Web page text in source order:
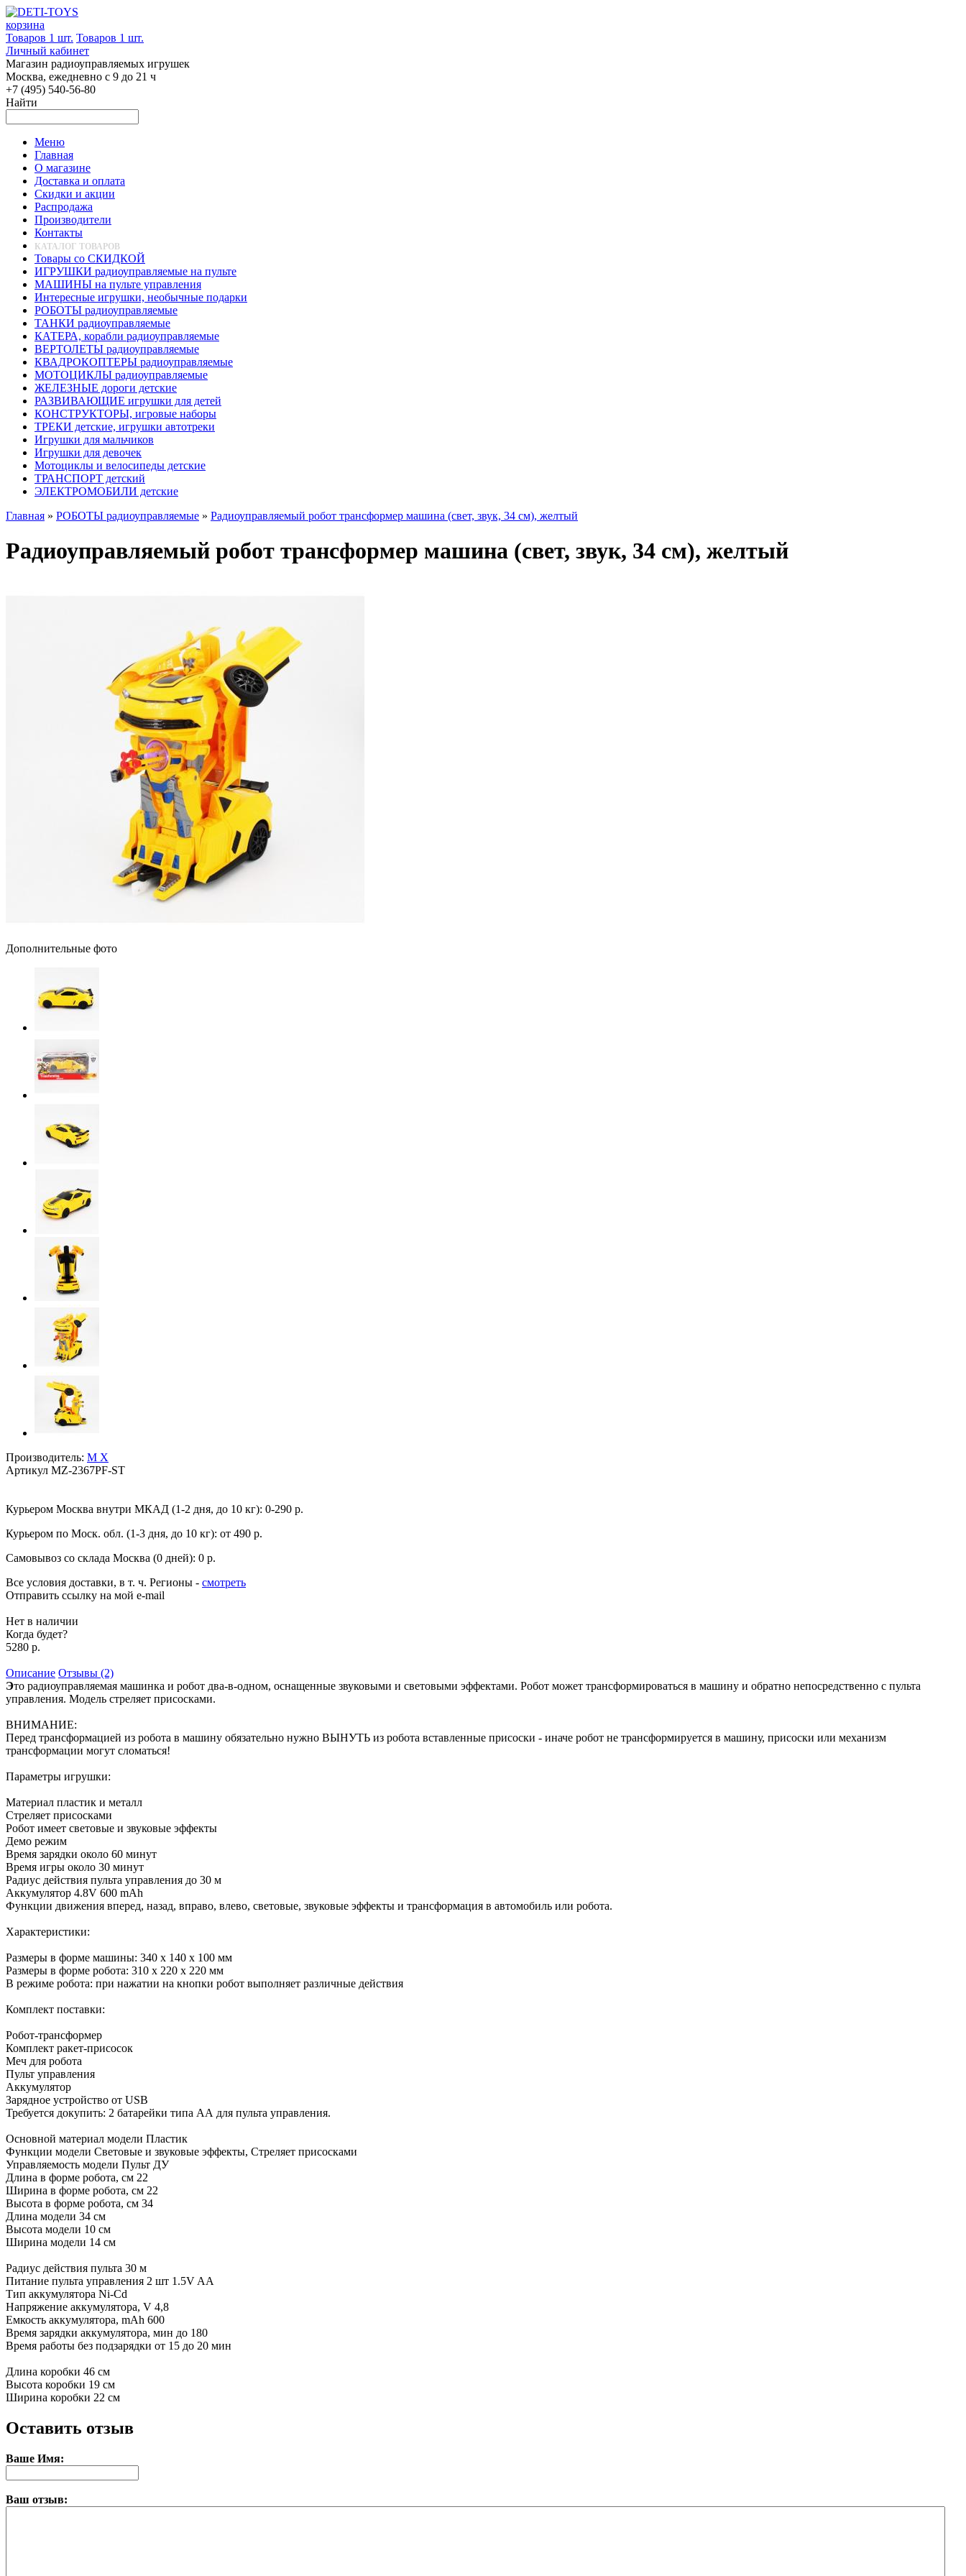
корзина
Товаров 1 шт. Товаров 1 шт.
Личный кабинет
Магазин радиоуправляемых игрушек
Москва, ежедневно с 9 до 21 ч
+7 (495) 540-56-80
Найти
Меню
Главная
О магазине
Доставка и оплата
Скидки и акции
Распродажа
Производители
Контакты
КАТАЛОГ ТОВАРОВ
Товары со СКИДКОЙ
ИГРУШКИ радиоуправляемые на пульте
МАШИНЫ на пульте управления
Интересные игрушки, необычные подарки
РОБОТЫ радиоуправляемые
ТАНКИ радиоуправляемые
КАТЕРА, корабли радиоуправляемые
ВЕРТОЛЕТЫ радиоуправляемые
КВАДРОКОПТЕРЫ радиоуправляемые
МОТОЦИКЛЫ радиоуправляемые
ЖЕЛЕЗНЫЕ дороги детские
РАЗВИВАЮЩИЕ игрушки для детей
КОНСТРУКТОРЫ, игровые наборы
ТРЕКИ детские, игрушки автотреки
Игрушки для мальчиков
Игрушки для девочек
Мотоциклы и велосипеды детские
ТРАНСПОРТ детский
ЭЛЕКТРОМОБИЛИ детские
Главная » РОБОТЫ радиоуправляемые » Радиоуправляемый робот трансформер машина (свет, звук, 34 см), желтый
Радиоуправляемый робот трансформер машина (свет, звук, 34 см), желтый
Дополнительные фото
Производитель: M X
Артикул MZ-2367PF-ST
Курьером Москва внутри МКАД (1-2 дня, до 10 кг): 0-290 р.
Курьером по Моск. обл. (1-3 дня, до 10 кг): от 490 р.
Самовывоз со склада Москва (0 дней): 0 р.
Все условия доставки, в т. ч. Регионы - смотреть
Отправить ссылку на мой e-mail
Нет в наличии
Когда будет?
5280 р.
Описание Отзывы (2)
Это радиоуправляемая машинка и робот два-в-одном, оснащенные звуковыми и световыми эффектами. Робот может трансформироваться в машину и обратно непосредственно с пульта
управления. Модель стреляет присосками.
ВНИМАНИЕ:
Перед трансформацией из робота в машину обязательно нужно ВЫНУТЬ из робота вставленные присоски - иначе робот не трансформируется в машину, присоски или механизм
трансформации могут сломаться!
Параметры игрушки:
Материал пластик и металл
Стреляет присосками
Робот имеет световые и звуковые эффекты
Демо режим
Время зарядки около 60 минут
Время игры около 30 минут
Радиус действия пульта управления до 30 м
Аккумулятор 4.8V 600 mAh
Функции движения вперед, назад, вправо, влево, световые, звуковые эффекты и трансформация в автомобиль или робота.
Характеристики:
Размеры в форме машины: 340 х 140 х 100 мм
Размеры в форме робота: 310 х 220 х 220 мм
В режиме робота: при нажатии на кнопки робот выполняет различные действия
Комплект поставки:
Робот-трансформер
Комплект ракет-присосок
Меч для робота
Пульт управления
Аккумулятор
Зарядное устройство от USB
Требуется докупить: 2 батарейки типа АА для пульта управления.
Основной материал модели Пластик
Функции модели Световые и звуковые эффекты, Стреляет присосками
Управляемость модели Пульт ДУ
Длина в форме робота, см 22
Ширина в форме робота, см 22
Высота в форме робота, см 34
Длина модели 34 см
Высота модели 10 см
Ширина модели 14 см
Радиус действия пульта 30 м
Питание пульта управления 2 шт 1.5V AA
Тип аккумулятора Ni-Cd
Напряжение аккумулятора, V 4,8
Емкость аккумулятора, mAh 600
Время зарядки аккумулятора, мин до 180
Время работы без подзарядки от 15 до 20 мин
Длина коробки 46 см
Высота коробки 19 см
Ширина коробки 22 см
Оставить отзыв
Ваше Имя:
Ваш отзыв: